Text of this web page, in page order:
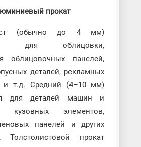
прокат
(обычно до 4 мм)
для облицовки,
облицовочных панелей,
деталей, рекламных
и т.д. Средний (4–10 мм)
для деталей машин и
кузовных элементов,
панелей и других
Толстолистовой прокат